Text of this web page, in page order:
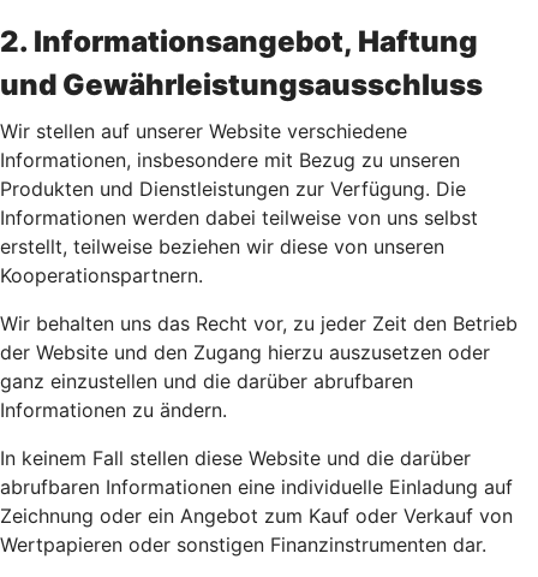
2. Informationsangebot, Haftung
und Gewährleistungsausschluss
Wir stellen auf unserer Website verschiedene
Informationen, insbesondere mit Bezug zu unseren
Produkten und Dienstleistungen zur Verfügung. Die
Informationen werden dabei teilweise von uns selbst
erstellt, teilweise beziehen wir diese von unseren
Kooperationspartnern.
Wir behalten uns das Recht vor, zu jeder Zeit den Betrieb
der Website und den Zugang hierzu auszusetzen oder
ganz einzustellen und die darüber abrufbaren
Informationen zu ändern.
In keinem Fall stellen diese Website und die darüber
abrufbaren Informationen eine individuelle Einladung auf
Zeichnung oder ein Angebot zum Kauf oder Verkauf von
Wertpapieren oder sonstigen Finanzinstrumenten dar.